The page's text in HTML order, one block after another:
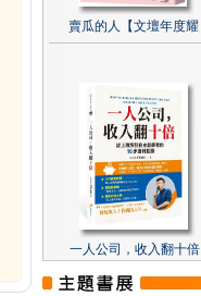
賣瓜的人【文壇年度耀
一人公司，收入翻十倍